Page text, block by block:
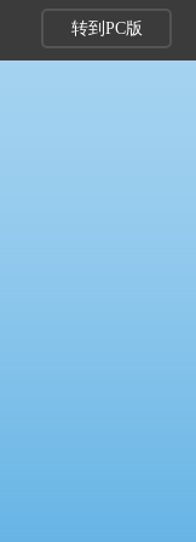
转到PC版